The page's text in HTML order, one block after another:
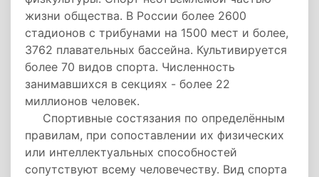
жизни общества. В России более 2600
стадионов с трибунами на 1500 мест и более,
3762 плавательных бассейна. Культивируется
более 70 видов спорта. Численность
занимавшихся в секциях - более 22
миллионов человек.
Спортивные состязания по определённым
правилам, при сопоставлении их физических
или интеллектуальных способностей
сопутствуют всему человечеству. Вид спорта